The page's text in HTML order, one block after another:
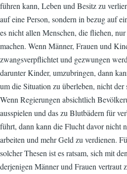
führen kann, Leben und Besitz zu
auf eine Person, sondern in bezug auf
es nicht allen Menschen, die fliehen,
machen. Wenn Männer, Frauen und
zwangsverpflichtet und gezwungen
darunter Kinder, umzubringen, dann
um die Situation zu überleben, nicht
Wenn Regierungen absichtlich
ausspielen und das zu Blutbädern für
führt, dann kann die Flucht davor nicht
arbeiten und mehr Geld zu verdienen.
solcher Thesen ist es ratsam, sich mit
derjenigen Männer und Frauen vertraut